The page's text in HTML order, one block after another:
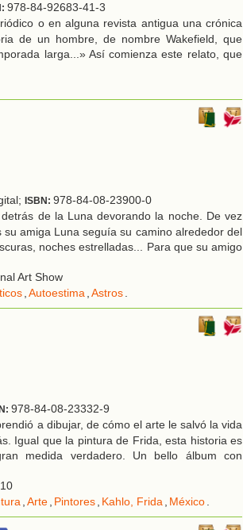
978-84-92683-41-3
o en alguna revista antigua una crónica
de un hombre, de nombre Wakefield, que
larga...» Así comienza este relato, que
ISBN: 978-84-08-23900-0
de la Luna devorando la noche. De vez
amiga Luna seguía su camino alrededor del
noches estrelladas... Para que su amigo
Art Show
,Autoestima,Astros.
978-84-08-23332-9
a dibujar, de cómo el arte le salvó la vida
Igual que la pintura de Frida, esta historia es
medida verdadero. Un bello álbum con
,Arte, Pintores, Kahlo, Frida, México.